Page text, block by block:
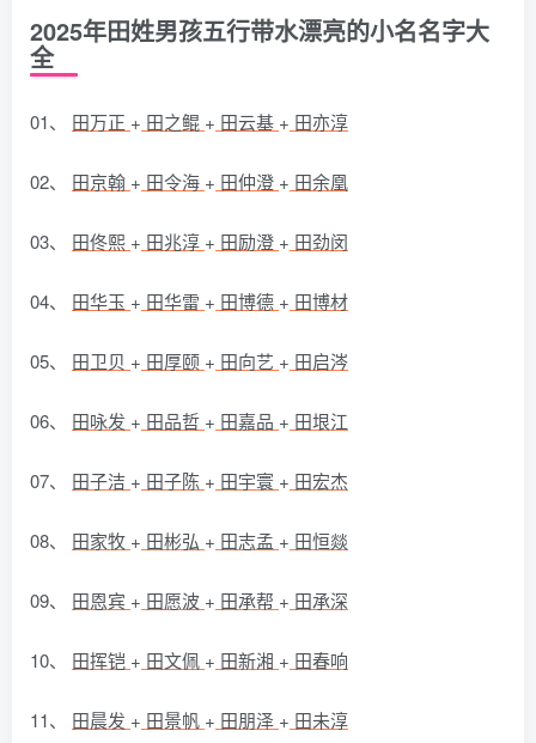
2025年田姓男孩五行带水漂亮的小名名字大
全
01、 田万正 + 田之鲲 + 田云基 + 田亦淳
02、 田京翰 + 田令海 + 田仲澄 + 田余凰
03、 田佟熙 + 田兆淳 + 田励澄 + 田劲闵
04、 田华玉 + 田华雷 + 田博德 + 田博材
05、 田卫贝 + 田厚颐 + 田向艺 + 田启涔
06、 田咏发 + 田品哲 + 田嘉品 + 田垠江
07、 田子洁 + 田子陈 + 田宇寰 + 田宏杰
08、 田家牧 + 田彬弘 + 田志孟 + 田恒燚
09、 田恩宾 + 田愿波 + 田承帮 + 田承深
10、 田挥铠 + 田文佩 + 田新湘 + 田春响
11、 田晨发 + 田景帆 + 田朋泽 + 田未淳